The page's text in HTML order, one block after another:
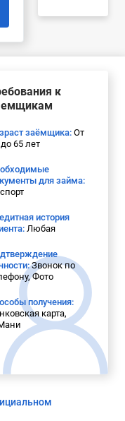
к
заёмщика: От
65 лет
для займа:
история
Любая
Звонок по
Фото
получения:
карта,